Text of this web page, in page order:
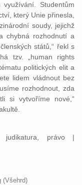
Studentům
který Unie přinesla,
soudy, jejichž
chybná rozhodnutí a
států,“ řekl s
tzv. „human rights
politických elit a
lidem vládnout bez
rozhodnout, zda
si vytvoříme nové,“
právo |
(Všehrd)